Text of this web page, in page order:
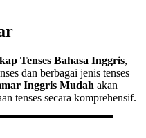
Tenses Bahasa Inggris,
dan berbagai jenis tenses
Inggris Mudah akan
tenses secara komprehensif.